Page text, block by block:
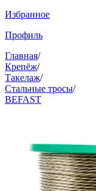
Избранное
Профиль
Главная/
Крепёж/
Такелаж/
Стальные тросы/
BEFAST